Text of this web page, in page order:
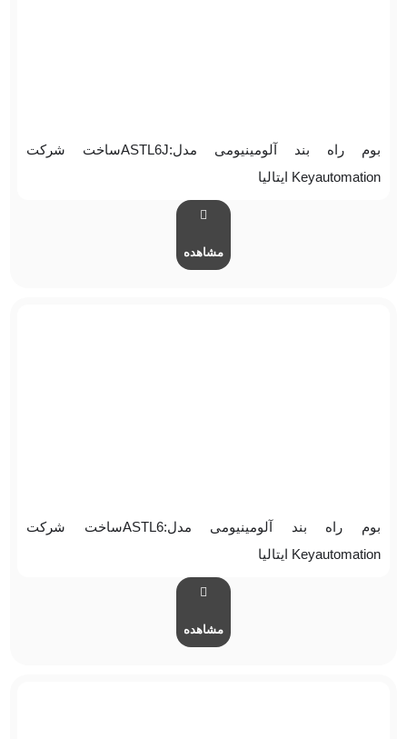
بوم راه بند آلومینیومی مدل:ASTL6Jساخت شرکت
Keyautomation ایتالیا
مشاهده
بوم راه بند آلومینیومی مدل:ASTL6ساخت شرکت
Keyautomation ایتالیا
مشاهده